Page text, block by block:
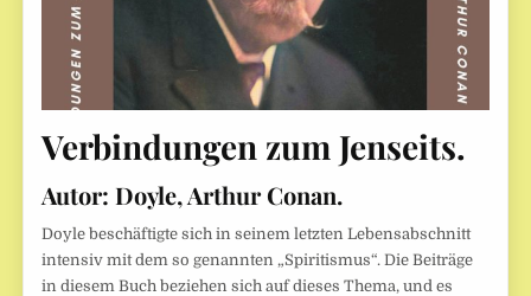
Verbindungen zum Jenseits.
Autor: Doyle, Arthur Conan.
Doyle beschäftigte sich in seinem letzten Lebensabschnitt
intensiv mit dem so genannten „Spiritismus“. Die Beiträge
in diesem Buch beziehen sich auf dieses Thema, und es